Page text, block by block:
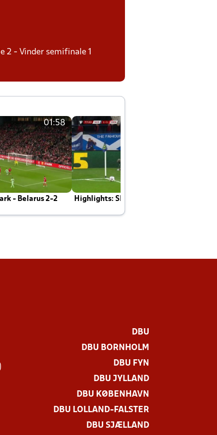
2 - Vinder semifinale 1
01:58
- Belarus 2-2 Highlights: Skotland - Danmark 4-2
DBU
DBU BORNHOLM
DBU FYN
DBU JYLLAND
DBU KØBENHAVN
DBU LOLLAND-FALSTER
DBU SJÆLLAND